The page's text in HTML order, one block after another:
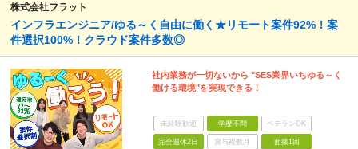
株式会社フラット
インフラエンジニア/ゆる～く自由に働く★リモート案件92%！案
件選択100%！クラウド案件多数◎
社内業務が一切ないから "SES業界いちゆる～く
働ける環境"を実現できる！
未経験歓迎 学歴不問 ベテランOK
完全週休2日 賞与複数月 面接1回